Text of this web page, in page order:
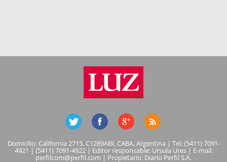
Domicilio: California 2715, C1289ABI, CABA, Argentina | Tel: (5411) 7091-
4921 | (5411) 7091-4922 | Editor responsable: Ursula Ures | E-mail:
perfilcom@perfil.com | Propietario: Diario Perfil S.A.